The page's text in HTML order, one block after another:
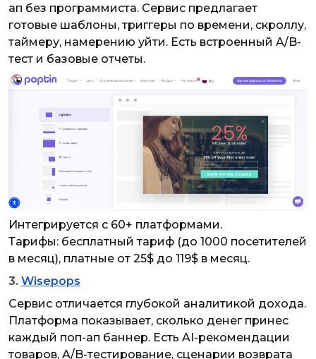
ап без программиста. Сервис предлагает
готовые шаблоны, триггеры по времени, скроллу,
таймеру, намерению уйти. Есть встроенный A/B-
тест и базовые отчеты.
Интегрируется с 60+ платформами.
Тарифы: бесплатный тариф (до 1000 посетителей
в месяц), платные от 25$ до 119$ в месяц.
3. Wisepops
Сервис отличается глубокой аналитикой дохода.
Платформа показывает, сколько денег принес
каждый поп-ап баннер. Есть AI-рекомендации
товаров, A/B-тестирование, сценарии возврата